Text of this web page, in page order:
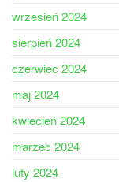
wrzesień 2024
sierpień 2024
czerwiec 2024
maj 2024
kwiecień 2024
marzec 2024
luty 2024